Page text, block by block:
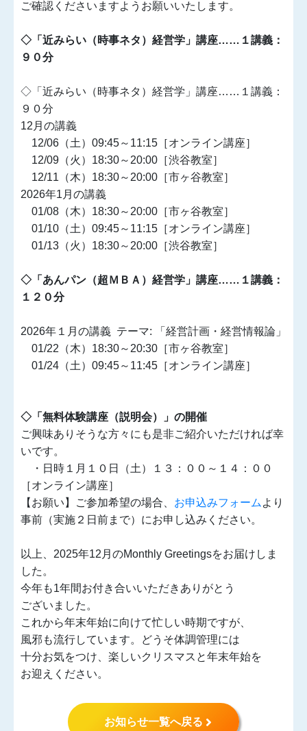
ご確認くださいますようお願いいたします。
◇「近みらい（時事ネタ）経営学」講座……１講義：
９０分
◇「近みらい（時事ネタ）経営学」講座……１講義：
９０分
12月の講義
12/06（土）09:45～11:15［オンライン講座］
12/09（火）18:30～20:00［渋谷教室］
12/11（木）18:30～20:00［市ヶ谷教室］
2026年1月の講義
01/08（木）18:30～20:00［市ヶ谷教室］
01/10（土）09:45～11:15［オンライン講座］
01/13（火）18:30～20:00［渋谷教室］
◇「あんパン（超ＭＢＡ）経営学」講座……１講義：
１２０分
2026年１月の講義 テーマ: 「経営計画・経営情報論」
01/22（木）18:30～20:30［市ヶ谷教室］
01/24（土）09:45～11:45［オンライン講座］
◇「無料体験講座（説明会）」の開催
ご興味ありそうな方々にも是非ご紹介いただければ幸
いです。
・日時１月１０日（土）１３：００～１４：００
［オンライン講座］
【お願い】ご参加希望の場合、 お申込みフォーム より
事前（実施２日前まで） にお申し込みください。
以上、2025年12月のMonthly Greetingsをお届けしま
した。
今年も1年間お付き合いいただきありがとう
ございました。
これから年末年始に向けて忙しい時期ですが、
風邪も流行しています。どうそ体調管理には
十分お気をつけ、楽しいクリスマスと年末年始を
お迎えください。
お知らせ一覧へ戻る